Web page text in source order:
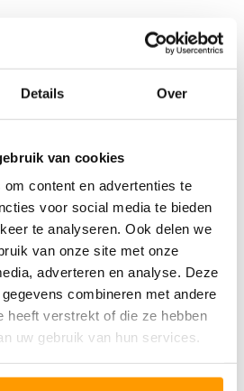
Details Over
van cookies
content en advertenties te
voor social media te bieden
te analyseren. Ook delen we
van onze site met onze
adverteren en analyse. Deze
combineren met andere
heeft verstrekt of die ze hebben
uw gebruik van hun services.
processen
precisie en gebruiksgemak
u nodig heeft om sneller en